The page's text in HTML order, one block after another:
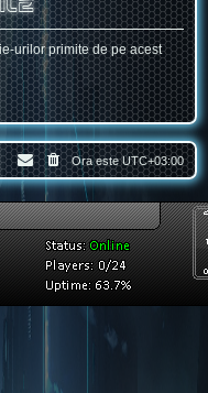
a
r
e
urilor primite de pe acest
Ora esteUTC+03:00